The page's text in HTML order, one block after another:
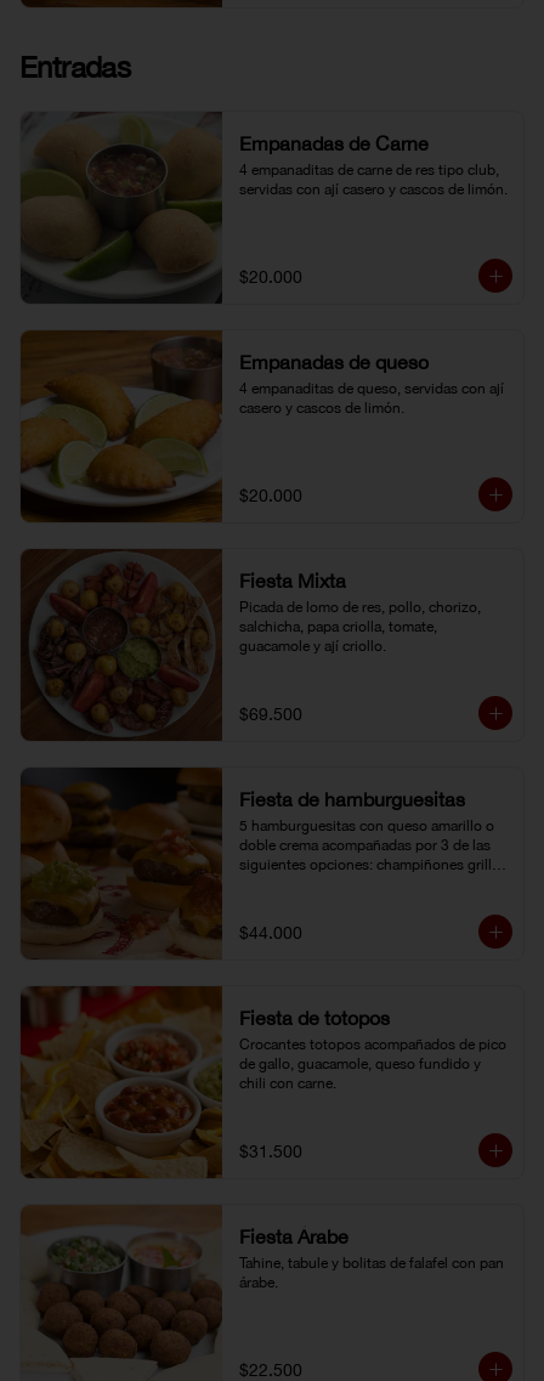
Entradas
Empanadas de Carne
4 empanaditas de carne de res tipo club,
servidas con ají casero y cascos de limón.
$20.000
Empanadas de queso
4 empanaditas de queso, servidas con ají
casero y cascos de limón.
$20.000
Fiesta Mixta
Picada de lomo de res, pollo, chorizo,
salchicha, papa criolla, tomate,
guacamole y ají criollo.
$69.500
Fiesta de hamburguesitas
5 hamburguesitas con queso amarillo o
doble crema acompañadas por 3 de las
siguientes opciones: champiñones grillé,
pimienta negra.
$44.000
Fiesta de totopos
Crocantes totopos acompañados de pico
de gallo, guacamole, queso fundido y
chili con carne.
$31.500
Fiesta Árabe
Tahine, tabule y bolitas de falafel con pan
árabe.
$22.500